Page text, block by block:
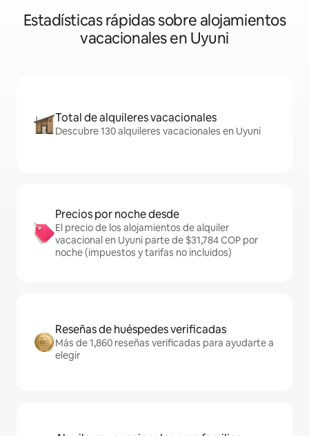
Estadísticas rápidas sobre alojamientos
vacacionales en Uyuni
Total de alquileres vacacionales
Descubre 130 alquileres vacacionales en Uyuni
Precios por noche desde
El precio de los alojamientos de alquiler
vacacional en Uyuni parte de $31,784 COP por
noche (impuestos y tarifas no incluidos)
Reseñas de huéspedes verificadas
Más de 1,860 reseñas verificadas para ayudarte a
elegir